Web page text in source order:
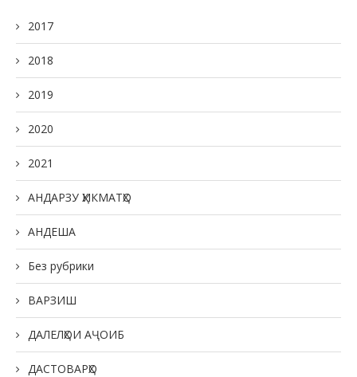
2017
2018
2019
2020
2021
АНДАРЗУ ҲИКМАТҲО
АНДЕША
Без рубрики
ВАРЗИШ
ДАЛЕЛҲОИ АҶОИБ
ДАСТОВАРҲО